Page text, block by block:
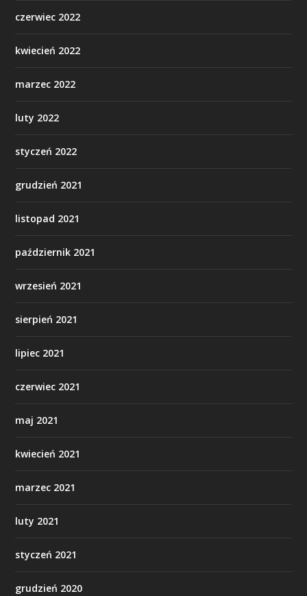
czerwiec 2022
kwiecień 2022
marzec 2022
luty 2022
styczeń 2022
grudzień 2021
listopad 2021
październik 2021
wrzesień 2021
sierpień 2021
lipiec 2021
czerwiec 2021
maj 2021
kwiecień 2021
marzec 2021
luty 2021
styczeń 2021
grudzień 2020